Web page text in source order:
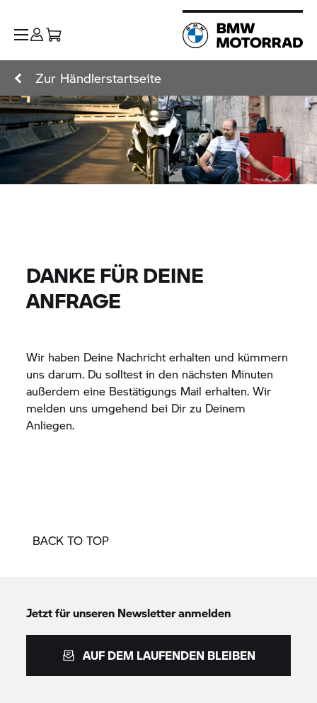
Zur Händlerstartseite
DANKE FÜR DEINE
ANFRAGE
Wir haben Deine Nachricht erhalten und kümmern
uns darum. Du solltest in den nächsten Minuten
außerdem eine Bestätigungs Mail erhalten. Wir
melden uns umgehend bei Dir zu Deinem
Anliegen.
BACK TO TOP
Jetzt für unseren Newsletter anmelden
AUF DEM LAUFENDEN BLEIBEN